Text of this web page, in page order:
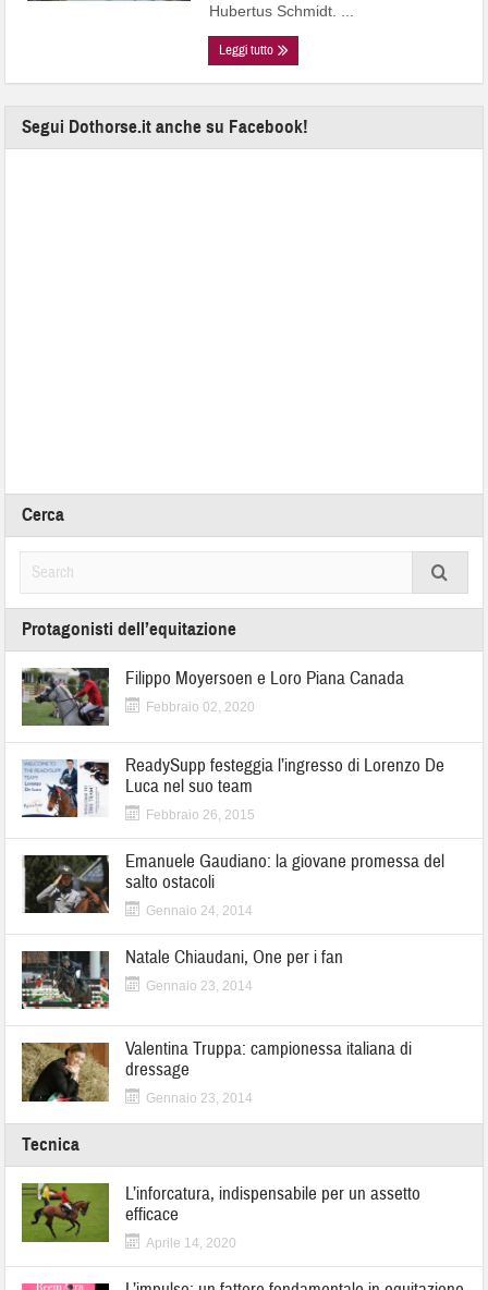
Hubertus Schmidt. ...
Leggi tutto
Segui Dothorse.it anche su Facebook!
Cerca
Protagonisti dell’equitazione
Filippo Moyersoen e Loro Piana Canada
Febbraio 02, 2020
ReadySupp festeggia l’ingresso di Lorenzo De
Luca nel suo team
Febbraio 26, 2015
Emanuele Gaudiano: la giovane promessa del
salto ostacoli
Gennaio 24, 2014
Natale Chiaudani, One per i fan
Gennaio 23, 2014
Valentina Truppa: campionessa italiana di
dressage
Gennaio 23, 2014
Tecnica
L’inforcatura, indispensabile per un assetto
efficace
Aprile 14, 2020